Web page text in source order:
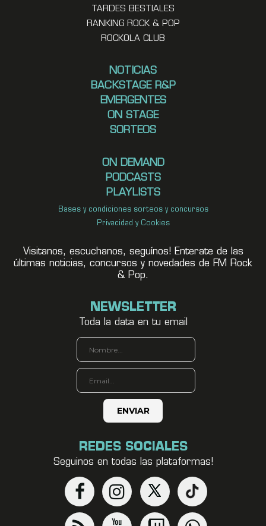
TARDES BESTIALES
RANKING ROCK & POP
ROCKOLA CLUB
NOTICIAS
BACKSTAGE R&P
EMERGENTES
ON STAGE
SORTEOS
ON DEMAND
PODCASTS
PLAYLISTS
Bases y condiciones sorteos y concursos
Privacidad y Cookies
Visitanos, escuchanos, seguínos! Enterate de las
últimas noticias, concursos y novedades de FM Rock
& Pop.
NEWSLETTER
Toda la data en tu email
REDES SOCIALES
Seguinos en todas las plataformas!